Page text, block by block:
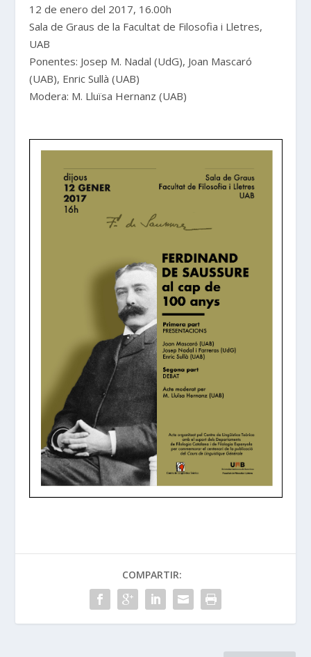
12 de enero del 2017, 16.00h
Sala de Graus de la Facultat de Filosofia i Lletres,
UAB
Ponentes: Josep M. Nadal (UdG), Joan Mascaró
(UAB), Enric Sullà (UAB)
Modera: M. Lluïsa Hernanz (UAB)
COMPARTIR: